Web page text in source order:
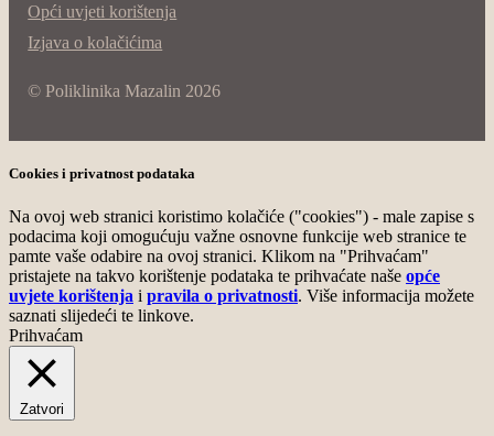
© Poliklinika Mazalin 2026
Opći uvjeti korištenja
Izjava o kolačićima
Cookies i privatnost podataka
Na ovoj web stranici koristimo kolačiće ("cookies") - male zapise s
podacima koji omogućuju važne osnovne funkcije web stranice te
pamte vaše odabire na ovoj stranici. Klikom na "Prihvaćam"
pristajete na takvo korištenje podataka te prihvaćate naše opće
uvjete korištenja i pravila o privatnosti. Više informacija možete
saznati slijedeći te linkove.
Prihvaćam
Zatvori